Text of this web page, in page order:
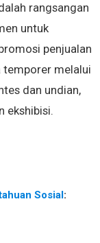
rangsangan
untuk
penjualan
temporer melalui
dan undian,
ekshibisi.
Sosial :